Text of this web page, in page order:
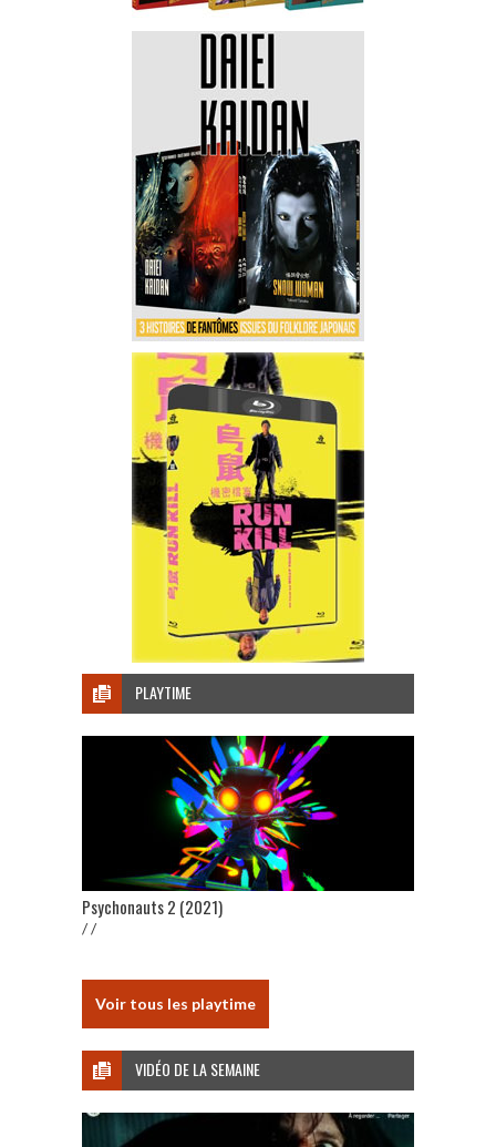
PLAYTIME
Psychonauts 2 (2021)
/ /
Voir tous les playtime
VIDÉO DE LA SEMAINE